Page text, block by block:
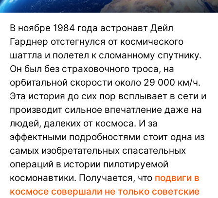
В ноябре 1984 года астронавт Дейл
Гарднер отстегнулся от космического
шаттла и полетел к сломанному спутнику.
Он был без страховочного троса, на
орбитальной скорости около 29 000 км/ч.
Эта история до сих пор всплывает в сети и
производит сильное впечатление даже на
людей, далеких от космоса. И за
эффектными подробностями стоит одна из
самых изобретательных спасательных
операций в истории пилотируемой
космонавтики. Получается, что подвиги в
космосе совершали не только советские